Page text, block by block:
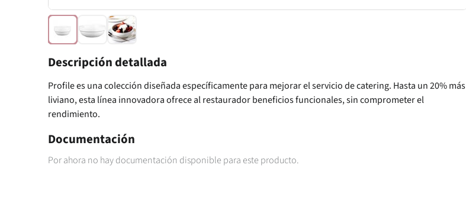
Descripción detallada
Profile es una colección diseñada específicamente para mejorar el servicio de catering. Hasta un 20% más
liviano, esta línea innovadora ofrece al restaurador beneficios funcionales, sin comprometer el
rendimiento.
Documentación
Por ahora no hay documentación disponible para este producto.